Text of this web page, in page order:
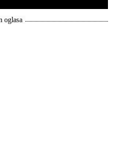
oglasa